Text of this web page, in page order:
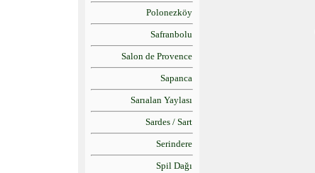
Polonezköy
Safranbolu
Salon de Provence
Sapanca
Sarıalan Yaylası
Sardes / Sart
Serindere
Spil Dağı